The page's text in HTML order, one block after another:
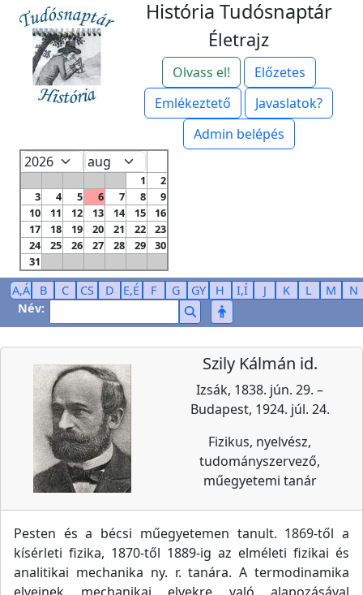
História Tudósnaptár
Életrajz
Olvass el!
Előzetes
Emlékeztető
Javaslatok?
Admin belépés
1
2
3
4 5 6 7 8
9
10
11 12 13 14 15
16
17
18 19 20 21 22
23
24
25 26 27 28 29
30
31
A,Á B C CS D E,É F G GY H I,Í J K L M
N
Név:
Szily Kálmán id.
Izsák, 1838. jún. 29. –
Budapest, 1924. júl. 24.
Fizikus, nyelvész,
tudományszervező,
műegyetemi tanár
Pesten és a bécsi műegyetemen tanult. 1869-től a
kísérleti fizika, 1870-től 1889-ig az elméleti fizikai és
analitikai mechanika ny. r. tanára. A termodinamika